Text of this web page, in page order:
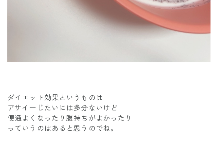
ダイエット効果というものは
アサイーじたいには多分ないけど
便通よくなったり腹持ちがよかったり
っていうのはあると思うのでね。